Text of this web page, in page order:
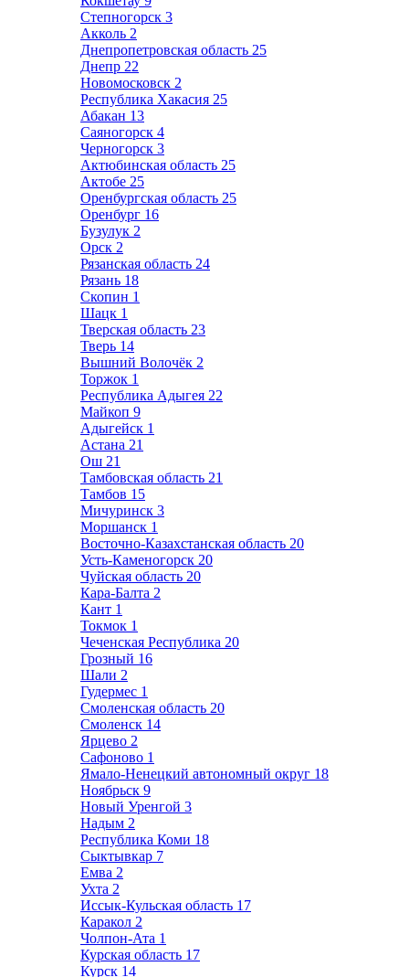
Степногорск 3
Акколь 2
Днепропетровская область 25
Днепр 22
Новомосковск 2
Республика Хакасия 25
Абакан 13
Саяногорск 4
Черногорск 3
Актюбинская область 25
Актобе 25
Оренбургская область 25
Оренбург 16
Бузулук 2
Орск 2
Рязанская область 24
Рязань 18
Скопин 1
Шацк 1
Тверская область 23
Тверь 14
Вышний Волочёк 2
Торжок 1
Республика Адыгея 22
Майкоп 9
Адыгейск 1
Астана 21
Ош 21
Тамбовская область 21
Тамбов 15
Мичуринск 3
Моршанск 1
Восточно-Казахстанская область 20
Усть-Каменогорск 20
Чуйская область 20
Кара-Балта 2
Кант 1
Токмок 1
Чеченская Республика 20
Грозный 16
Шали 2
Гудермес 1
Смоленская область 20
Смоленск 14
Ярцево 2
Сафоново 1
Ямало-Ненецкий автономный округ 18
Ноябрьск 9
Новый Уренгой 3
Надым 2
Республика Коми 18
Сыктывкар 7
Емва 2
Ухта 2
Иссык-Кульская область 17
Каракол 2
Чолпон-Ата 1
Курская область 17
Курск 14